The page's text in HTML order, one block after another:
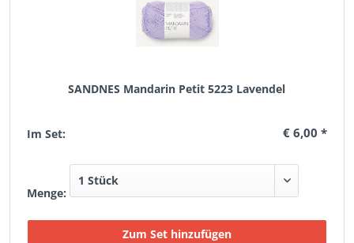
SANDNES Mandarin Petit 5223 Lavendel
Im Set: € 6,00 *
Menge: